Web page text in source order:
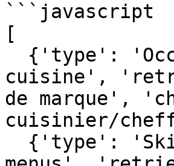
```javascript
[
cuisine',
de marque',
cuisinier/